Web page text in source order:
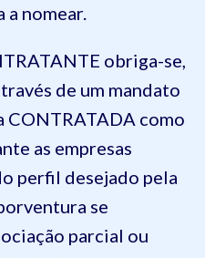
nomear.
obriga-se,
de um mandato
CONTRATADA como
as empresas
perfil desejado pela
se
parcial ou